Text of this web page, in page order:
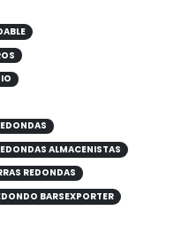
ALMACENISTAS
REDONDAS
BARSEXPORTER